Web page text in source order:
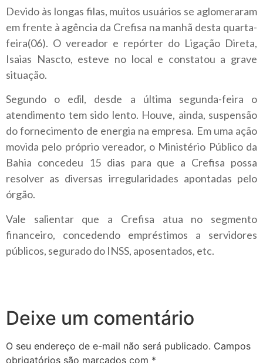
Devido às longas filas, muitos usuários se aglomeraram
em frente à agência da Crefisa na manhã desta quarta-
feira(06). O vereador e repórter do Ligação Direta,
Isaias Nascto, esteve no local e constatou a grave
situação.
Segundo o edil, desde a última segunda-feira o
atendimento tem sido lento. Houve, ainda, suspensão
do fornecimento de energia na empresa. Em uma ação
movida pelo próprio vereador, o Ministério Público da
Bahia concedeu 15 dias para que a Crefisa possa
resolver as diversas irregularidades apontadas pelo
órgão.
Vale salientar que a Crefisa atua no segmento
financeiro, concedendo empréstimos a servidores
públicos, segurado do INSS, aposentados, etc.
Deixe um comentário
O seu endereço de e-mail não será publicado. Campos
obrigatórios são marcados com *